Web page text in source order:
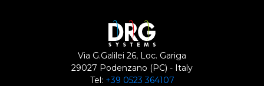
Via G.Galilei 26, Loc. Gariga
29027 Podenzano (PC) - Italy
Tel: +39 0523 364107